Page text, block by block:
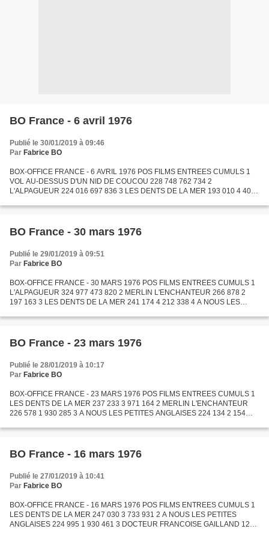
BO France - 6 avril 1976
Publié le 30/01/2019 à 09:46
Par Fabrice BO
BOX-OFFICE FRANCE - 6 AVRIL 1976 POS FILMS ENTREES CUMULS 1
VOL AU-DESSUS D'UN NID DE COUCOU 228 748 762 734 2
L'ALPAGUEUR 224 016 697 836 3 LES DENTS DE LA MER 193 010 4 405
PETITES ANGLAISES 181...
BO France - 30 mars 1976
Publié le 29/01/2019 à 09:51
Par Fabrice BO
BOX-OFFICE FRANCE - 30 MARS 1976 POS FILMS ENTREES CUMULS 1
L'ALPAGUEUR 324 977 473 820 2 MERLIN L'ENCHANTEUR 266 878 2
197 163 3 LES DENTS DE LA MER 241 174 4 212 338 4 A NOUS LES
268 017...
BO France - 23 mars 1976
Publié le 28/01/2019 à 10:17
Par Fabrice BO
BOX-OFFICE FRANCE - 23 MARS 1976 POS FILMS ENTREES CUMULS 1
LES DENTS DE LA MER 237 233 3 971 164 2 MERLIN L'ENCHANTEUR
226 578 1 930 285 3 A NOUS LES PETITES ANGLAISES 224 134 2 154
L'ALPAGUEUR...
BO France - 16 mars 1976
Publié le 27/01/2019 à 10:41
Par Fabrice BO
BOX-OFFICE FRANCE - 16 MARS 1976 POS FILMS ENTREES CUMULS 1
LES DENTS DE LA MER 247 030 3 733 931 2 A NOUS LES PETITES
ANGLAISES 224 995 1 930 461 3 DOCTEUR FRANCOISE GAILLAND 121